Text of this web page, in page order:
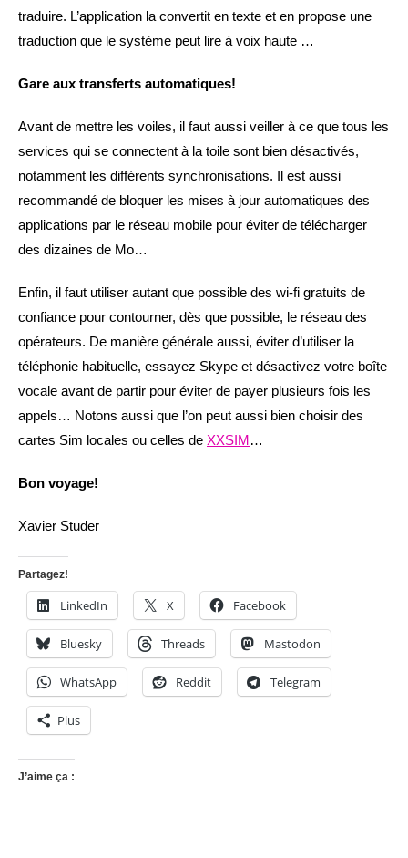
traduire. L’application la convertit en texte et en propose une
traduction que le système peut lire à voix haute …
Gare aux transferts automatiques!
Avant de mettre les voiles, il faut aussi veiller à ce que tous les
services qui se connectent à la toile sont bien désactivés,
notamment les différents synchronisations. Il est aussi
recommandé de bloquer les mises à jour automatiques des
applications par le réseau mobile pour éviter de télécharger
des dizaines de Mo…
Enfin, il faut utiliser autant que possible des wi-fi gratuits de
confiance pour contourner, dès que possible, le réseau des
opérateurs. De manière générale aussi, éviter d’utiliser la
téléphonie habituelle, essayez Skype et désactivez votre boîte
vocale avant de partir pour éviter de payer plusieurs fois les
appels… Notons aussi que l’on peut aussi bien choisir des
cartes Sim locales ou celles de XXSIM…
Bon voyage!
Xavier Studer
Partagez!
LinkedIn X Facebook
Bluesky Threads Mastodon
WhatsApp Reddit Telegram
Plus
J’aime ça :